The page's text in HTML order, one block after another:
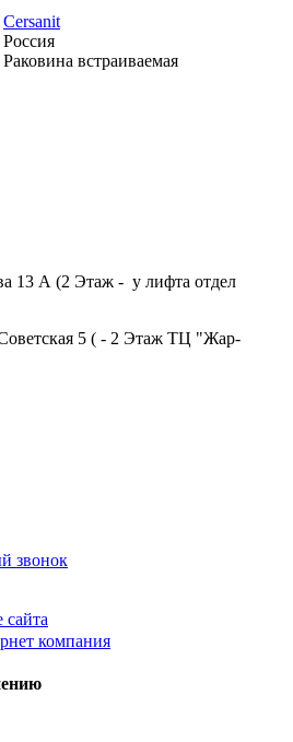
Cersanit
Россия
Раковина встраиваемая
13 А (2 Этаж - у лифта отдел
5 ( - 2 Этаж ТЦ "Жар-
звонок